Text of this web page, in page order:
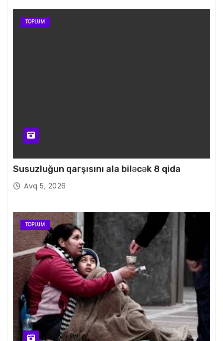
TOPLUM
Susuzluğun qarşısını ala biləcək 8 qida
Avq 5, 2026
TOPLUM